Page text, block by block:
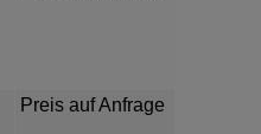
Preis auf Anfrage